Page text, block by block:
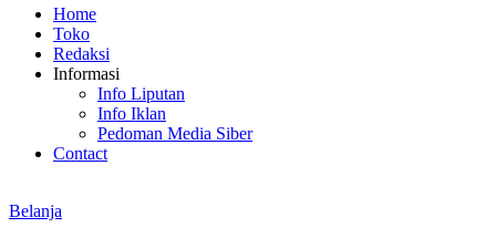
Home
Toko
Redaksi
Informasi
Info Liputan
Info Iklan
Pedoman Media Siber
Contact
Belanja